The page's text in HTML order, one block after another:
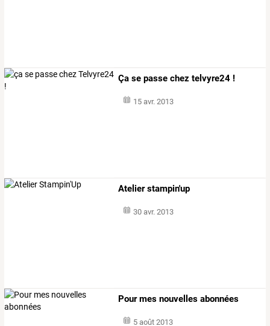
Ça se passe chez telvyre24 !
15 avr. 2013
Atelier stampin'up
30 avr. 2013
Pour mes nouvelles abonnées
5 août 2013